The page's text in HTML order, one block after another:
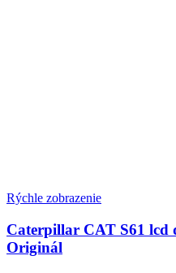
Rýchle zobrazenie
Caterpillar CAT S61 lcd
Originál